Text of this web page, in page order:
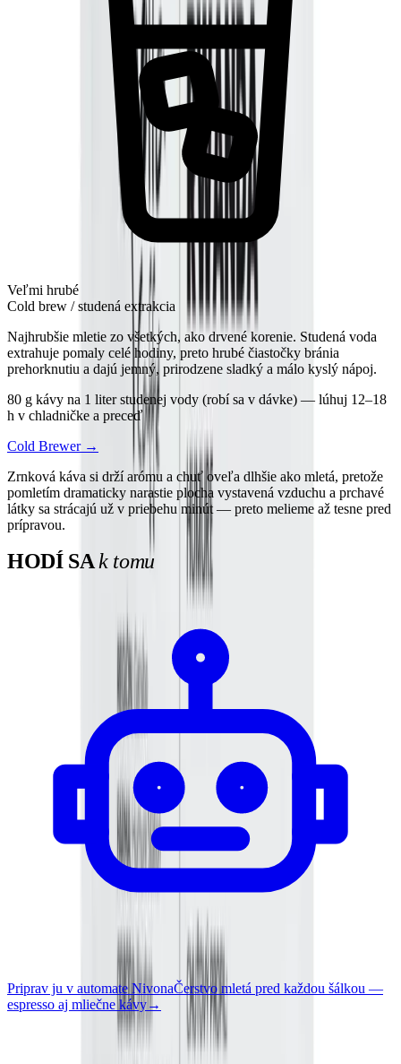
Veľmi hrubé
Cold brew / studená extrakcia
Najhrubšie mletie zo všetkých, ako drvené korenie. Studená voda
extrahuje pomaly celé hodiny, preto hrubé čiastočky bránia
prehorknutiu a dajú jemný, prirodzene sladký a málo kyslý nápoj.
80 g kávy na 1 liter studenej vody (robí sa v dávke) — lúhuj 12–18
h v chladničke a preceď
Cold Brewer →
Zrnková káva si drží arómu a chuť oveľa dlhšie ako mletá, pretože
pomletím dramaticky narastie plocha vystavená vzduchu a prchavé
látky sa strácajú už v priebehu minút — preto melieme až tesne pred
prípravou.
HODÍ SAk tomu
Priprav ju v automate NivonaČerstvo mletá pred každou šálkou —
espresso aj mliečne kávy→